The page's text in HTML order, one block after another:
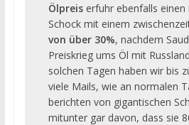
Ölpreis erfuhr ebenfalls einen
Schock mit einem
von über 30%, nachdem
Preiskrieg ums Öl mit
solchen Tagen haben wir bis
viele Mails, wie an normalen
berichten von gigantischen
mitunter gar davon, dass sie